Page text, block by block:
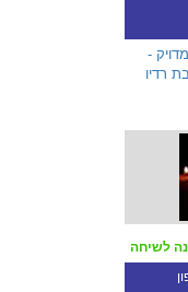
-
רדיו
לשיחה